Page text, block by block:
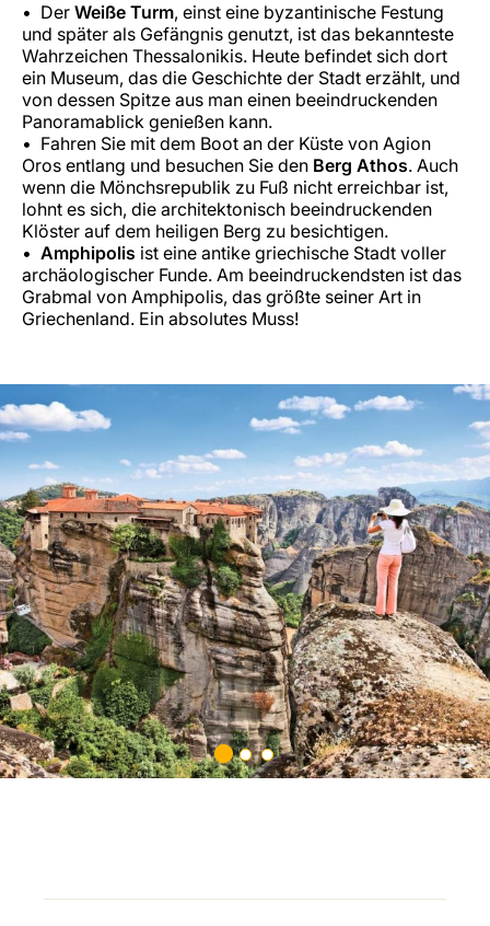
Der Weiße Turm, einst eine byzantinische Festung
und später als Gefängnis genutzt, ist das bekannteste
Wahrzeichen Thessalonikis. Heute befindet sich dort
ein Museum, das die Geschichte der Stadt erzählt, und
von dessen Spitze aus man einen beeindruckenden
Panoramablick genießen kann.
Fahren Sie mit dem Boot an der Küste von Agion
Oros entlang und besuchen Sie den Berg Athos. Auch
wenn die Mönchsrepublik zu Fuß nicht erreichbar ist,
lohnt es sich, die architektonisch beeindruckenden
Klöster auf dem heiligen Berg zu besichtigen.
Amphipolis ist eine antike griechische Stadt voller
archäologischer Funde. Am beeindruckendsten ist das
Grabmal von Amphipolis, das größte seiner Art in
Griechenland. Ein absolutes Muss!